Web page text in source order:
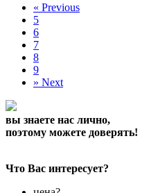
« Previous
5
6
7
8
9
» Next
вы знаете нас лично,
поэтому можете доверять!
Что Вас интересует?